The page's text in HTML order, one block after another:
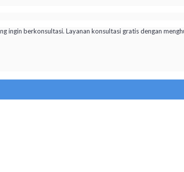
ingin berkonsultasi. Layanan konsultasi gratis dengan